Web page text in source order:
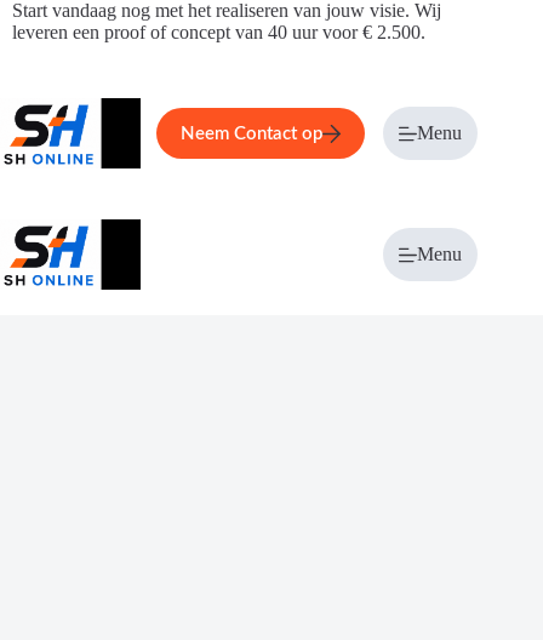
Ga
naar
Start vandaag nog met het realiseren van jouw visie. Wij
leveren een proof of concept van 40 uur voor € 2.500.
Home Service Over ons
Neem Contact op Menu
Menu